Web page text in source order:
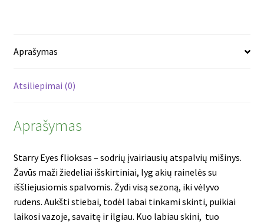
Aprašymas
Atsiliepimai (0)
Aprašymas
Starry Eyes flioksas – sodrių įvairiausių atspalvių mišinys.
Žavūs maži žiedeliai išskirtiniai, lyg akių rainelės su
iššliejusiomis spalvomis. Žydivisą sezoną, iki vėlyvo
rudens. Aukšti stiebai, todėl labai tinkami skinti, puikiai
laikosi vazoje, savaitę ir ilgiau. Kuo labiau skini, tuo